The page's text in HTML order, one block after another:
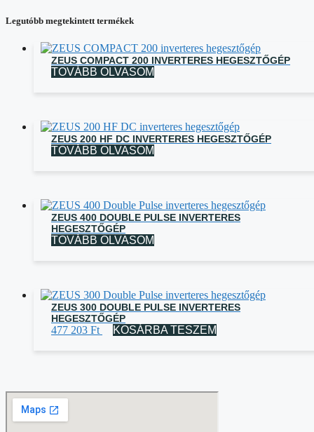
Legutóbb megtekintett termékek
ZEUS COMPACT 200 INVERTERES HEGESZTŐGÉP
TOVÁBB OLVASOM
ZEUS 200 HF DC INVERTERES HEGESZTŐGÉP
TOVÁBB OLVASOM
ZEUS 400 DOUBLE PULSE INVERTERES
HEGESZTŐGÉP
TOVÁBB OLVASOM
ZEUS 300 DOUBLE PULSE INVERTERES
HEGESZTŐGÉP
477 203 Ft KOSÁRBA TESZEM